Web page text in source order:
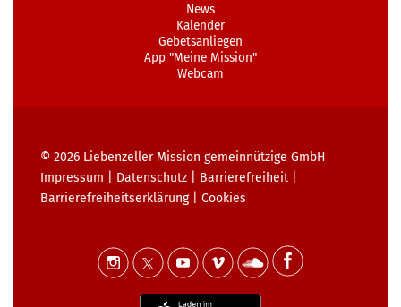
News
Kalender
Gebetsanliegen
App "Meine Mission"
Webcam
© 2026 Liebenzeller Mission gemeinnützige GmbH
Impressum
Datenschutz Barrierefreiheit
Barrierefreiheits­erklärung| Cookies